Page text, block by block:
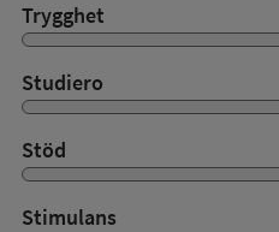
Trygghet
Studiero
Stöd
Stimulans